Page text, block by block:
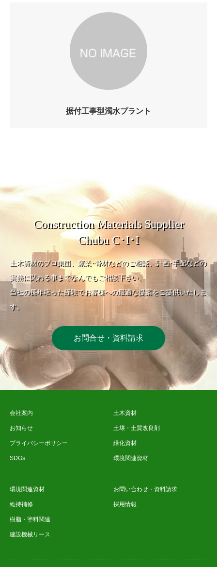
据付工事型濁水プラント
Construction Materials Supplier
Chubu C･I･I
土木資材のプロ集団、窯業･骨材などのご相談、計画･手配などの
実務に関わる事までなんでもご相談下さい、
当社の長年培った経験でお客様への最適な提案をご提供いたしま
す。
お問合せ・資料請求
会社案内
お知らせ
プライバシーポリシー
SDGs
土木資材
土壌・土質改良剤
緑化資材
環境関連資材
環境関連資材
維持補修
樹脂・塗料関連
建設機械リース
お問い合わせ・資料請求
採用情報